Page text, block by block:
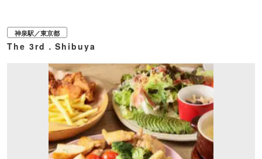
神泉駅／東京都
The 3rd．Shibuya